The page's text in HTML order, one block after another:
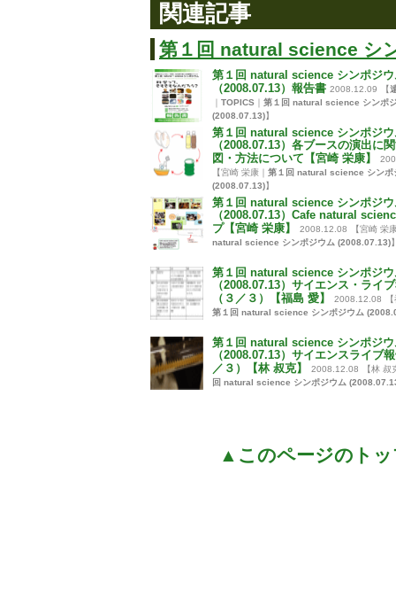
関連記事
第１回 natural science シ
第１回 natural science シンポジウ
（2008.07.13）報告書 2008.12.09 【
TOPICS
第１回 natural science シンポ
(2008.07.13)】
第１回 natural science シンポジウ
（2008.07.13）各ブースの演出に
図・方法について【宮崎 栄康】
【宮崎 栄康｜ 第１回 natural science シンポ
(2008.07.13)】
第１回 natural science シンポジウ
（2008.07.13）Cafe natural
プ【宮崎 栄康】
2008.12.08
【宮崎 栄
natural science シンポジウム (2008.07.13)
第１回 natural science シンポジウ
（2008.07.13）サイエンス・ライ
（３／３）【福島 愛】
2008.12.08
第１回 natural science シンポジウム
第１回 natural science シンポジウ
（2008.07.13）サイエンスライブ
／３）【林 叔克】
2008.12.08
【林 叔
回 natural science シンポジウム
▲このページのトッ